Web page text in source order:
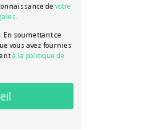
de votre
soumettant ce
vous avez fournies
à la politique de